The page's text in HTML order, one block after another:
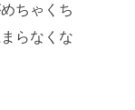
ちゃくち
らなくな